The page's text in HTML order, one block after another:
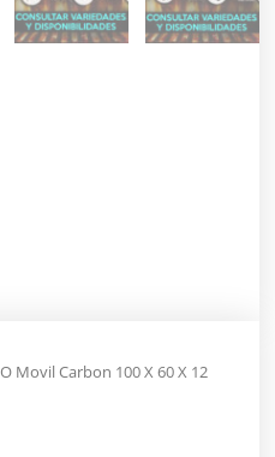
Movil Carbon 100 X 60 X 12